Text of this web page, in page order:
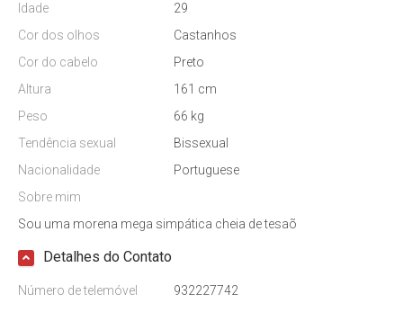
Idade
29
Cor dos olhos
Castanhos
Cor do cabelo
Preto
Altura
161 cm
Peso
66 kg
Tendência sexual
Bissexual
Nacionalidade
Portuguese
Sobre mim
Sou uma morena mega simpática cheia de tesaõ
Detalhes do Contato
Número de telemóvel 932227742